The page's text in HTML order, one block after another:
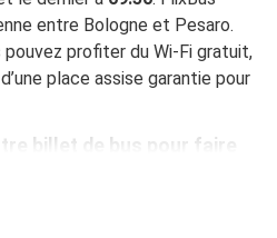
entre Bologne et Pesaro.
pouvez profiter du Wi-Fi gratuit,
place assise garantie pour
billet de bus pour faire